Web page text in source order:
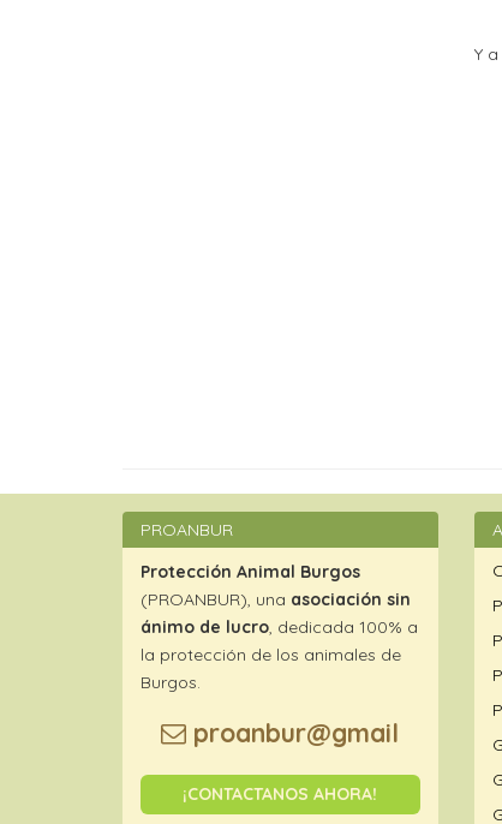
Y
PROANBUR
Protección Animal Burgos
(PROANBUR), una asociación sin
ánimo de lucro, dedicada 100% a
la protección de los animales de
Burgos.
proanbur@gmail
¡CONTACTANOS AHORA!